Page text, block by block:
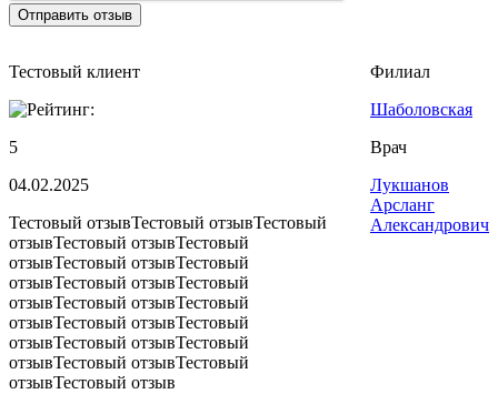
Тестовый клиент
5
04.02.2025
Тестовый отзывТестовый отзывТестовый
отзывТестовый отзывТестовый
отзывТестовый отзывТестовый
отзывТестовый отзывТестовый
отзывТестовый отзывТестовый
отзывТестовый отзывТестовый
отзывТестовый отзывТестовый
отзывТестовый отзывТестовый
отзывТестовый отзыв
Филиал
Шаболовская
Врач
Лукшанов
Арсланг
Александрович